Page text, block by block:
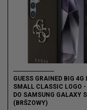
GUESS GRAINED BIG 4G
SMALL CLASSIC LOGO -
DO SAMSUNG GALAXY
(BRŠZOWY)